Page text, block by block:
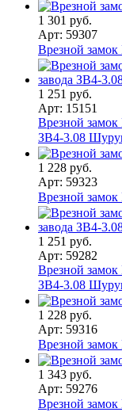
1 301 руб.
Арт: 59307
Врезной
1 251 руб.
Арт: 15151
Врезной
ЗВ4-3.08
1 228 руб.
Арт: 59323
Врезной
1 251 руб.
Арт: 59282
Врезной
ЗВ4-3.08
1 228 руб.
Арт: 59316
Врезной
1 343 руб.
Арт: 59276
Врезной